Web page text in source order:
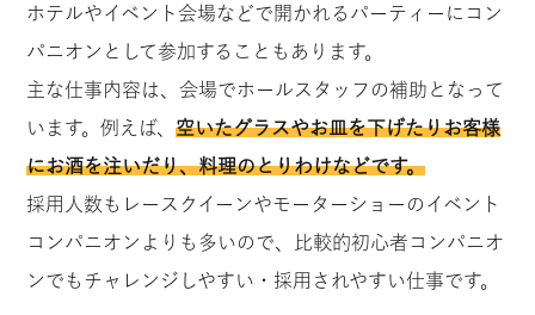
ホテルやイベント会場などで開かれるパーティーにコン
パニオンとして参加することもあります。
主な仕事内容は、会場でホールスタッフの補助となって
います。例えば、空いたグラスやお皿を下げたりお客様
にお酒を注いだり、料理のとりわけなどです。
採用人数もレースクイーンやモーターショーのイベント
コンパニオンよりも多いので、比較的初心者コンパニオ
ンでもチャレンジしやすい・採用されやすい仕事です。